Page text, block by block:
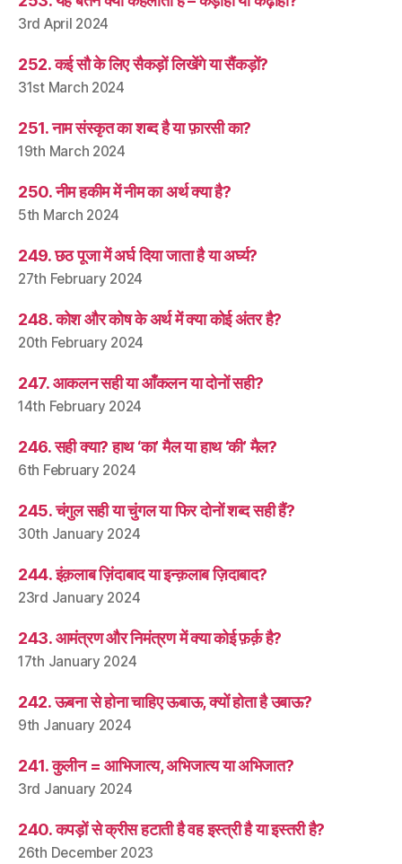
3rd April 2024
252. कई सौ के लिए सैकड़ों लिखेंगे या सैंकड़ों?
31st March 2024
251. नाम संस्कृत का शब्द है या फ़ारसी का?
19th March 2024
250. नीम हकीम में नीम का अर्थ क्या है?
5th March 2024
249. छठ पूजा में अर्घ दिया जाता है या अर्घ्य?
27th February 2024
248. कोश और कोष के अर्थ में क्या कोई अंतर है?
20th February 2024
247. आकलन सही या आँकलन या दोनों सही?
14th February 2024
246. सही क्या? हाथ ‘का’ मैल या हाथ ‘की’ मैल?
6th February 2024
245. चंगुल सही या चुंगल या फिर दोनों शब्द सही हैं?
30th January 2024
244. इंक़लाब ज़िंदाबाद या इन्क़लाब ज़िदाबाद?
23rd January 2024
243. आमंत्रण और निमंत्रण में क्या कोई फ़र्क़ है?
17th January 2024
242. ऊबना से होना चाहिए ऊबाऊ, क्यों होता है उबाऊ?
9th January 2024
241. कुलीन = आभिजात्य, अभिजात्य या अभिजात?
3rd January 2024
240. कपड़ों से क्रीस हटाती है वह इस्त्री है या इस्तरी है?
26th December 2023